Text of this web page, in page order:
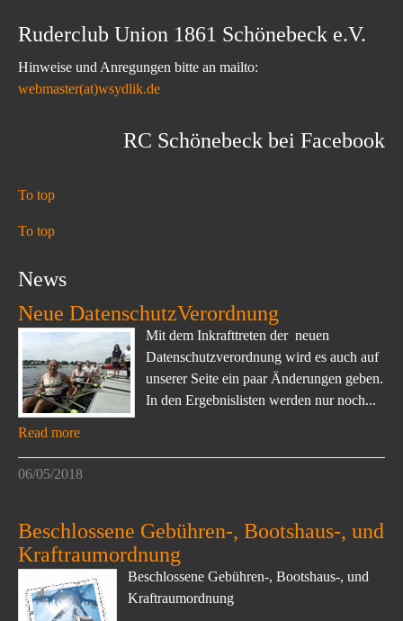
Ruderclub Union 1861 Schönebeck e.V.
Hinweise und Anregungen bitte an mailto:
webmaster(at)wsydlik.de
RC Schönebeck bei Facebook
To top
To top
News
Neue DatenschutzVerordnung
Mit dem Inkrafttreten der neuen
Datenschutzverordnung wird es auch auf
unserer Seite ein paar Änderungen geben.
In den Ergebnislisten werden nur noch...
Read more
06/05/2018
Beschlossene Gebühren-, Bootshaus-, und
Kraftraumordnung
Beschlossene Gebühren-, Bootshaus-, und
Kraftraumordnung